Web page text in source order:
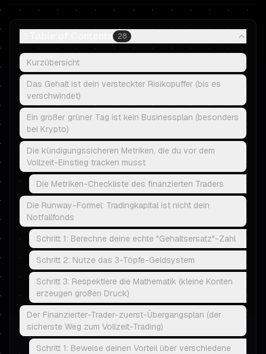
28
Kurzübersicht
Das Gehalt ist dein versteckter Risikopuffer (bis es
verschwindet)
Ein großer grüner Tag ist kein Businessplan (besonders
bei Krypto)
Die kündigungssicheren Metriken, die du vor dem
Vollzeit-Einstieg tracken musst
Die Metriken-Checkliste des finanzierten Traders
Die Runway-Formel: Tradingkapital ist nicht dein
Notfallfonds
Schritt 1: Berechne deine echte "Gehaltsersatz"-Zahl
Schritt 2: Nutze das 3-Töpfe-Geldsystem
Schritt 3: Respektiere die Mathematik (kleine Konten
erzeugen großen Druck)
Der Finanzierter-Trader-zuerst-Übergangsplan (der
sicherste Weg zum Vollzeit-Trading)
Schritt 1: Beweise deinen Vorteil über verschiedene